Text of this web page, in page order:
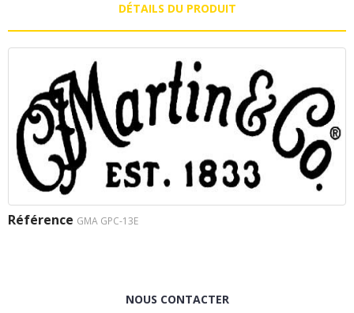
DÉTAILS DU PRODUIT
Référence GMA GPC-13E
NOUS CONTACTER